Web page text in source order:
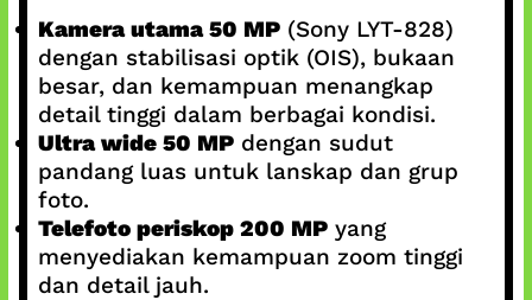
Kamera utama 50 MP(Sony LYT-828)
dengan stabilisasi optik (OIS), bukaan
besar, dan kemampuan menangkap
detail tinggi dalam berbagai kondisi.
Ultra wide 50 MPdengan sudut
pandang luas untuk lanskap dan grup
foto.
Telefoto periskop 200 MPyang
menyediakan kemampuan zoom tinggi
dan detail jauh.